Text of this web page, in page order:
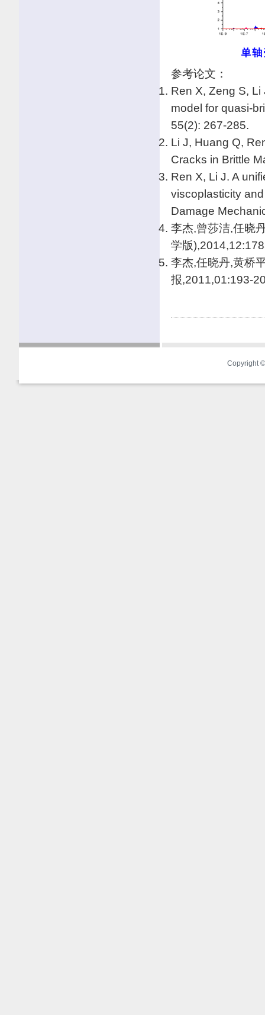
参考论文：
Ren X, Zeng S,
model for quasi-
55(2): 267-285.
Li J, Huang Q,
Cracks in Brittle
Ren X, Li J. A
viscoplasticity
Damage
李杰,曾莎洁,任晓
学版
李杰,任晓丹,黄桥
报,2011,01:193-
Copyright ©